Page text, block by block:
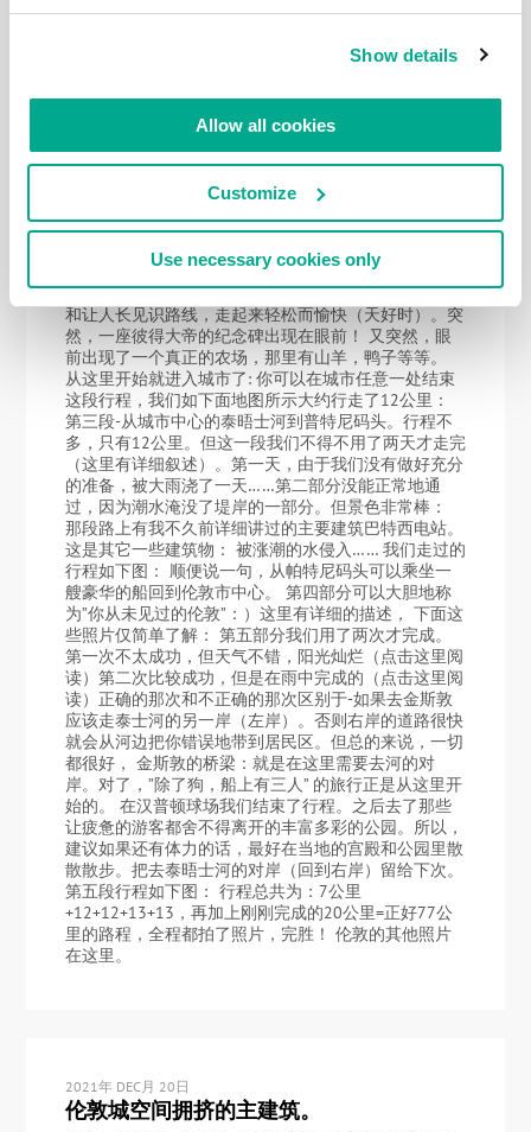
Show details
Allow all cookies
Customize
Use necessary cookies only
次美好回忆，也希望你们这段叙述能带给你们快乐：）
有详细的汇报，我建议你们点击阅读。水工建筑”大
堤坝防御建筑群）。这里有一个小博物馆，里面有详细
介绍的图片和记载： 卡蒂萨克-富有历史意义的船舰-舰
才7公里。 因此加走一段地下通道来作为补充： 在格林
威治天文台游览是绝对必要的（详细故事在这里，建议
你们所有人都要看！：） 这是一个非常有教育意义的
历史遗址，非常透彻地展示了地理定位技术如何使英国
成为了 “海洋领主”并征服了半个世界。 第二段行程-是
从卡蒂萨克/格林威治某个地方到伦敦市中心河畔。
（这段我也讲述过了，就在那里）这也是一条非常愉快
和让人长见识路线，走起来轻松而愉快（天好时）。突
然，一座彼得大帝的纪念碑出现在眼前！ 又突然，眼
前出现了一个真正的农场，那里有山羊，鸭子等等。
从这里开始就进入城市了: 你可以在城市任意一处结束
这段行程，我们如下面地图所示大约行走了12公里：
第三段-从城市中心的泰晤士河到普特尼码头。行程不
多，只有12公里。但这一段我们不得不用了两天才走完
（这里有详细叙述）。第一天，由于我们没有做好充分
的准备，被大雨浇了一天……第二部分没能正常地通
过，因为潮水淹没了堤岸的一部分。但景色非常棒：
那段路上有我不久前详细讲过的主要建筑巴特西电站。
这是其它一些建筑物： 被涨潮的水侵入…… 我们走过的
行程如下图： 顺便说一句，从帕特尼码头可以乘坐一
艘豪华的船回到伦敦市中心。 第四部分可以大胆地称
为”你从未见过的伦敦”：）这里有详细的描述， 下面这
些照片仅简单了解： 第五部分我们用了两次才完成。
第一次不太成功，但天气不错，阳光灿烂（点击这里阅
读）第二次比较成功，但是在雨中完成的（点击这里阅
读）正确的那次和不正确的那次区别于-如果去金斯敦
应该走泰士河的另一岸（左岸）。否则右岸的道路很快
就会从河边把你错误地带到居民区。但总的来说，一切
都很好， 金斯敦的桥梁：就是在这里需要去河的对
岸。对了，”除了狗，船上有三人” 的旅行正是从这里开
始的。 在汉普顿球场我们结束了行程。之后去了那些
让疲惫的游客都舍不得离开的丰富多彩的公园。所以，
建议如果还有体力的话，最好在当地的宫殿和公园里散
散散步。把去泰晤士河的对岸（回到右岸）留给下次。
第五段行程如下图： 行程总共为：7公里
+12+12+13+13，再加上刚刚完成的20公里=正好77公
里的路程，全程都拍了照片，完胜！ 伦敦的其他照片
在这里。
2021年 DEC月 20日
伦敦城空间拥挤的主建筑。